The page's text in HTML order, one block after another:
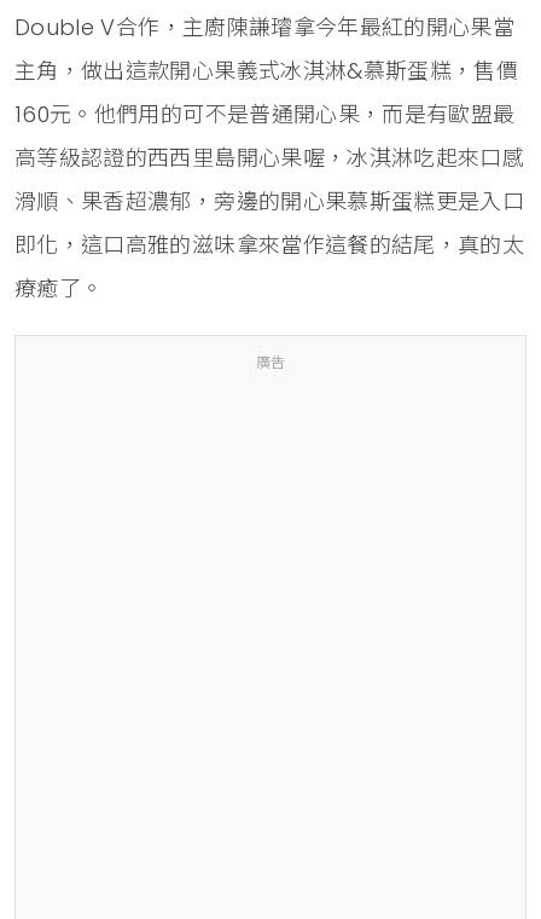
Double V合作，主廚陳謙璿拿今年最紅的開心果當
主角，做出這款開心果義式冰淇淋&慕斯蛋糕，售價
160元。他們用的可不是普通開心果，而是有歐盟最
高等級認證的西西里島開心果喔，冰淇淋吃起來口感
滑順、果香超濃郁，旁邊的開心果慕斯蛋糕更是入口
即化，這口高雅的滋味拿來當作這餐的結尾，真的太
療癒了。
廣告